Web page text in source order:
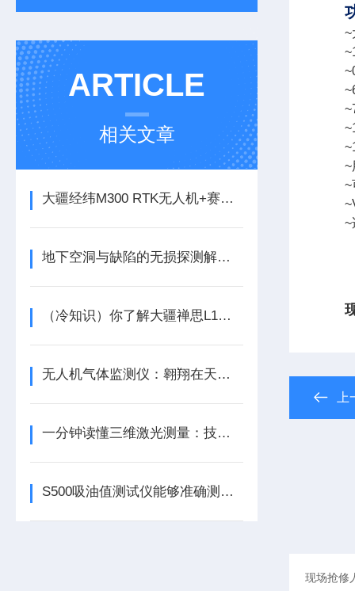
ARTICLE
相关文章
大疆经纬M300 RTK无人机+赛尔PSDK 102S倾斜相机
地下空洞与缺陷的无损探测解决方案
（冷知识）你了解大疆禅思L1点云的点密度吗？
无人机气体监测仪：翱翔在天空的环保卫士
一分钟读懂三维激光测量：技术体系、分类与核心应用场景
S500吸油值测试仪能够准确测量样品的吸油值
~
~
~
~
~
~
~
~
~
~
~